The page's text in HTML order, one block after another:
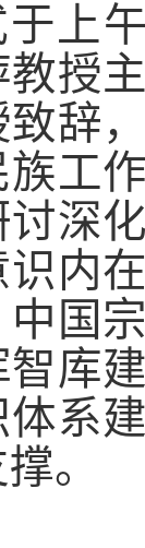
上
教授
致辞
工
深
识内
中国
智库
体系
。